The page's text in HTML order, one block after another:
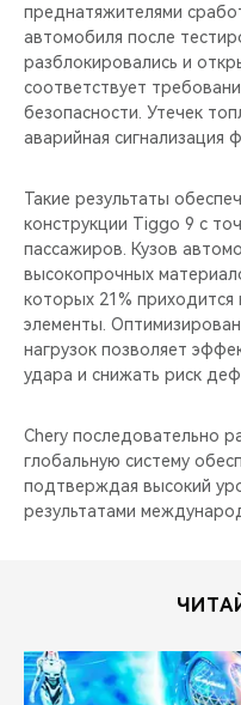
преднатяжителями
автомобиля после
разблокировались и
соответствует
безопасности. Утечек
аварийная сигнализация
Такие результаты
конструкции Tiggo 9 с
пассажиров. Кузов
высокопрочных
которых 21%
элементы.
нагрузок позволяет
удара и снижать риск
Chery последовательно
глобальную систему
подтверждая высокий
результатами